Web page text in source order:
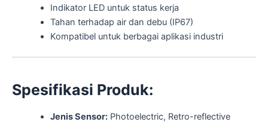
Indikator LED untuk status kerja
Tahan terhadap air dan debu (IP67)
Kompatibel untuk berbagai aplikasi industri
Spesifikasi Produk:
Jenis Sensor:Photoelectric, Retro-reflective